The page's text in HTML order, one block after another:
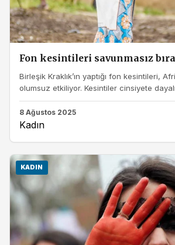
Fon kesintileri savunmasız
Birleşik Kraklık’ın yaptığı fon kesintileri,
olumsuz etkiliyor. Kesintiler cinsiyete
8 Ağustos 2025
Kadın
KADIN